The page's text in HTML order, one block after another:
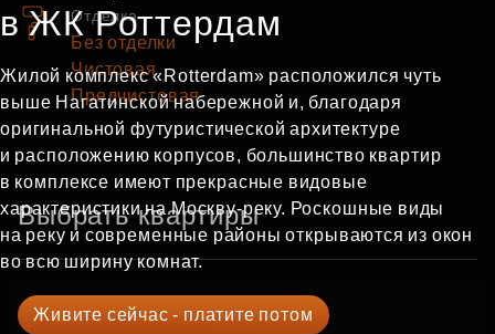
в ЖК Роттердам
Жилой комплекс «Rotterdam» расположился чуть
выше Нагатинской набережной и, благодаря
оригинальной футуристической архитектуре
и расположению корпусов, большинство квартир
в комплексе имеют прекрасные видовые
характеристики на Москву‑реку. Роскошные виды
на реку и современные районы открываются из окон
во всю ширину комнат.
Отделка
Без отделки
Чистовая
Предчистовая
Выбрать квартиры
Живите сейчас - платите потом